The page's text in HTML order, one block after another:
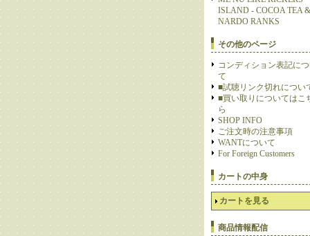
ISLAND - COCOA TEA &
NARDO RANKS
その他のページ
コンディション表記に
て
■試聴リンク切れについ
■買い取りについてはこ
ら
SHOP INFO
ご注文時の注意事項
WANTについて
For Foreign Customers
カートの中身
カートを見る
商品情報配信